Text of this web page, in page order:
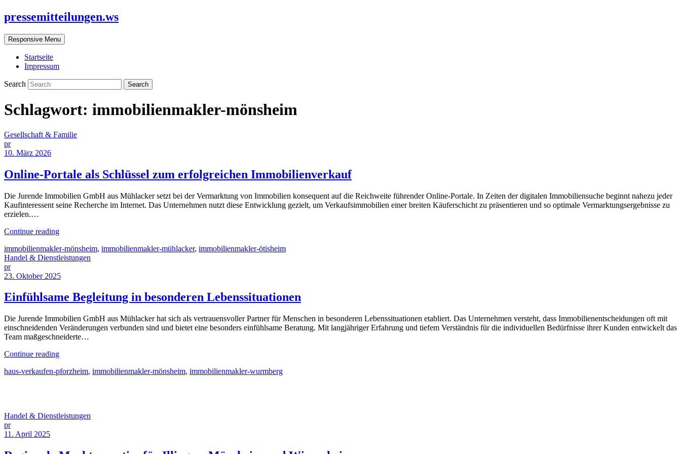
pressemitteilungen.ws
Responsive Menu
Startseite
Impressum
Search
Schlagwort: immobilienmakler-mönsheim
Gesellschaft & Familie
pr
10. März 2026
Online-Portale als Schlüssel zum erfolgreichen Immobilienverkauf
Die Jurende Immobilien GmbH aus Mühlacker setzt bei der Vermarktung von Immobilien konsequent auf die Reichweite führender Online-Portale. In Zeiten der digitalen Immobiliensuche beginnt nahezu jeder
Kaufinteressent seine Recherche im Internet. Das Unternehmen nutzt diese Entwicklung gezielt, um Verkaufsimmobilien einer breiten Käuferschicht zu präsentieren und so optimale Vermarktungsergebnisse zu
erzielen.…
Continue reading
immobilienmakler-mönsheim, immobilienmakler-mühlacker, immobilienmakler-ötisheim
Handel & Dienstleistungen
pr
23. Oktober 2025
Einfühlsame Begleitung in besonderen Lebenssituationen
Die Jurende Immobilien GmbH aus Mühlacker hat sich als vertrauensvoller Partner für Menschen in besonderen Lebenssituationen etabliert. Das Unternehmen versteht, dass Immobilienentscheidungen oft mit
einschneidenden Veränderungen verbunden sind und bietet eine besonders einfühlsame Beratung. Mit langjähriger Erfahrung und tiefem Verständnis für die individuellen Bedürfnisse ihrer Kunden entwickelt das
Team maßgeschneiderte…
Continue reading
haus-verkaufen-pforzheim, immobilienmakler-mönsheim, immobilienmakler-wurmberg
Handel & Dienstleistungen
pr
11. April 2025